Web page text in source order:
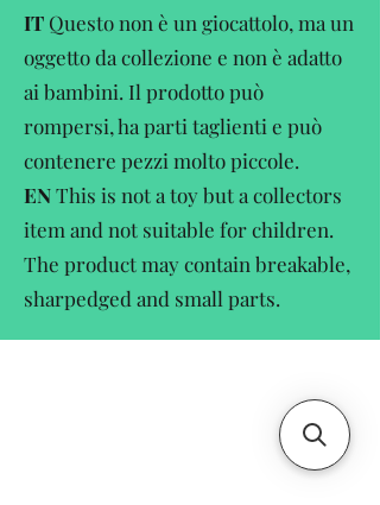
IT Questo non è un giocattolo, ma un
oggetto da collezione e non è adatto
ai bambini. Il prodotto può
rompersi, ha parti taglienti e può
contenere pezzi molto piccole.
ENThis is not a toy but a collectors
item and not suitable for children.
The product may contain breakable,
sharpedged and small parts.